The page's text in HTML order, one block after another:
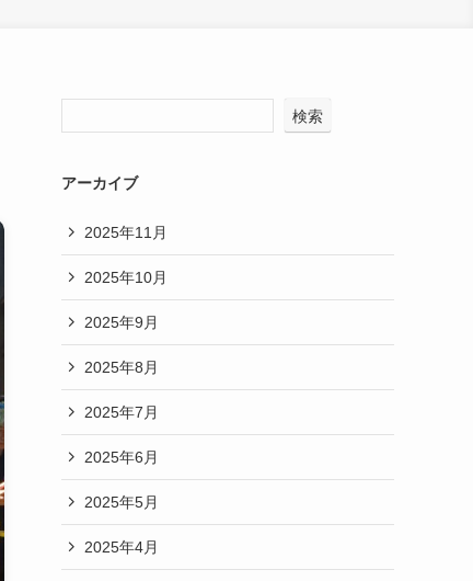
検索
アーカイブ
2025年11月
2025年10月
2025年9月
2025年8月
2025年7月
2025年6月
2025年5月
2025年4月